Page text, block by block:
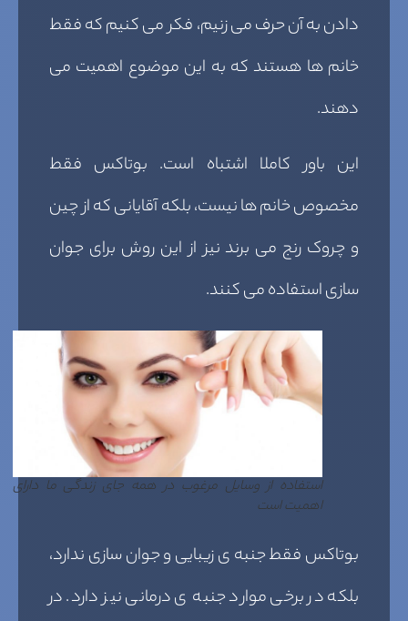
دادن به آن حرف می زنیم، فکر می کنیم که فقط
خانم ها هستند که به این موضوع اهمیت می
دهند.
این باور کاملا اشتباه است. بوتاکس فقط
مخصوص خانم ها نیست، بلکه آقایانی که از چین
و چروک رنج می برند نیز از این روش برای جوان
سازی استفاده می کنند.
استفاده از وسایل مرغوب در همه جای زندگی ما دارای
اهمیت است
بوتاکس فقط جنبه ی زیبایی و جوان سازی ندارد،
بلکه در برخی موارد جنبه ی درمانی نیز دارد. در